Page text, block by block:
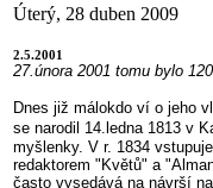
Úterý, 28 duben 2009
2.5.2001
27.února 2001 tomu bylo
Dnes již málokdo ví o jeho
se narodil 14.ledna 1813 v
myšlenky. V r. 1834
redaktorem "Květů" a
často vysedává na návrší